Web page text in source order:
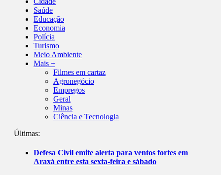
Saúde
Educação
Economia
Polícia
Turismo
Meio Ambiente
Mais +
Filmes em cartaz
Agronegócio
Empregos
Geral
Minas
Ciência e Tecnologia
Últimas:
Defesa Civil emite alerta para ventos fortes em
Araxá entre esta sexta-feira e sábado